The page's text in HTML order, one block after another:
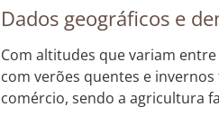
Dados geográficos e
Com altitudes que variam
com verões quentes e
comércio, sendo a agricultura